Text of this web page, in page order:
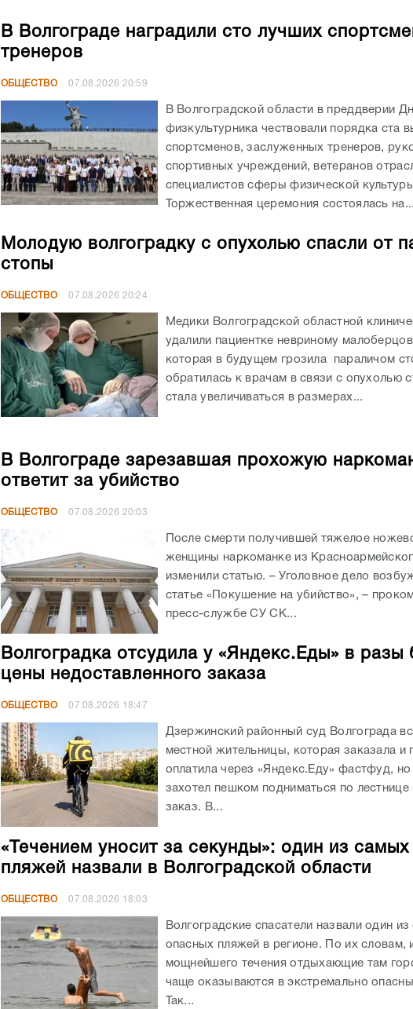
В Волгограде наградили сто лучших
тренеров
ОБЩЕСТВО 07.08.2026 20:59
В Волгоградской области в преддверии
физкультурника чествовали порядка ста
спортсменов, заслуженных тренеров,
спортивных учреждений, ветеранов
специалистов сферы физической
Торжественная церемония состоялась на...
Молодую волгоградку с опухолью спасли от
стопы
ОБЩЕСТВО 07.08.2026 20:24
Медики Волгоградской областной
удалили пациентке невриному
которая в будущем грозила параличом
обратилась к врачам в связи с опухолью
стала увеличиваться в размерах...
В Волгограде зарезавшая прохожую
ответит за убийство
ОБЩЕСТВО 07.08.2026 20:03
После смерти получившей тяжелое
женщины наркоманке из
изменили статью. – Уголовное дело
статье «Покушение на убийство», –
пресс-службе СУ СК...
Волгоградка отсудила у «Яндекс.Еды» в разы
цены недоставленного заказа
ОБЩЕСТВО 07.08.2026 18:47
Дзержинский районный суд Волгограда
местной жительницы, которая заказала и
оплатила через «Яндекс.Еду» фастфуд, но
захотел пешком подниматься по лестнице
заказ. В...
«Течением уносит за секунды»: один из
пляжей назвали в Волгоградской области
ОБЩЕСТВО 07.08.2026 18:03
Волгоградские спасатели назвали один
опасных пляжей в регионе. По их словам,
мощнейшего течения отдыхающие там
чаще оказываются в экстремально
Так...